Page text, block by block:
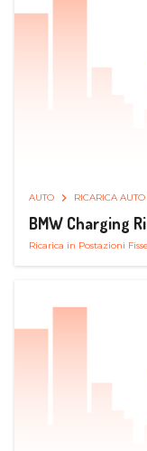
AUTO RICARICA
BMW Charging
Ricarica in Postazioni Fisse